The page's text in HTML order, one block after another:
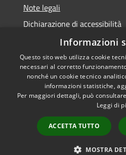
Note legali
Dichiarazione di accessibilità
Accessibilità
Privacy
Mappa del sito
Area riservata ai
Informazioni
Questo sito web utilizza cookie
necessari al corretto
nonché un cookie tecnico
informazioni statistiche,
Per maggiori dettagli, può
Leggi di
ACCETTA TUTTO
MOSTRA